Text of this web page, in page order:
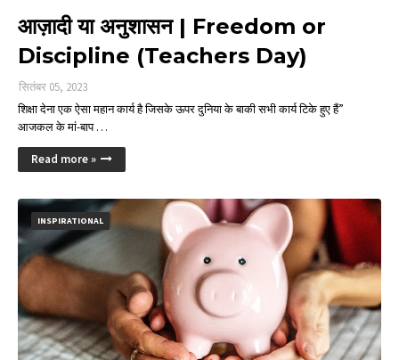
आज़ादी या अनुशासन | Freedom or
Discipline (Teachers Day)
सितंबर 05, 2023
शिक्षा देना एक ऐसा महान कार्य है जिसके ऊपर दुनिया के बाकी सभी कार्य टिके हुए हैं”
आजकल के मां-बाप …
Read more »
INSPIRATIONAL